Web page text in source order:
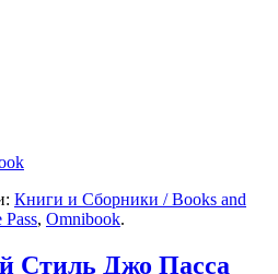
Книги и Сборники / Books and
Pass, Omnibook.
Джо Пасса